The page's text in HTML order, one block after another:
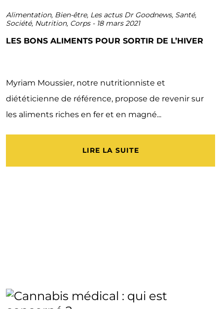
Alimentation, Bien-être, Les actus Dr Goodnews, Santé,
Société, Nutrition, Corps- 18 mars 2021
LES BONS ALIMENTS POUR SORTIR DE L’HIVER
Myriam Moussier, notre nutritionniste et
diététicienne de référence, propose de revenir sur
les aliments riches en fer et en magné...
LIRE LA SUITE